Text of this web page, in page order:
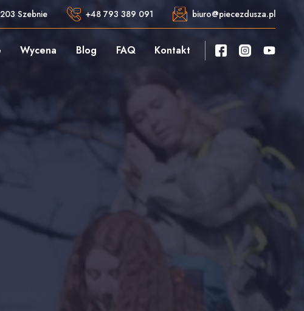
Szebnie +48 793 389 091 biuro@piecezdusza.pl
Wycena Blog FAQ Kontakt